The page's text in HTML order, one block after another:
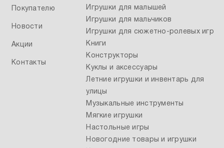
Покупателю
Новости
Акции
Контакты
Игрушки для малышей
Игрушки для мальчиков
Игрушки для сюжетно-ролевых игр
Книги
Конструкторы
Куклы и аксессуары
Летние игрушки и инвентарь для
улицы
Музыкальные инструменты
Мягкие игрушки
Настольные игры
Новогодние товары и игрушки